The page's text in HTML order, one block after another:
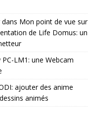
dans Mon point de vue sur
de Life Domus: un
PC-LM1: une Webcam
ajouter des anime
animés